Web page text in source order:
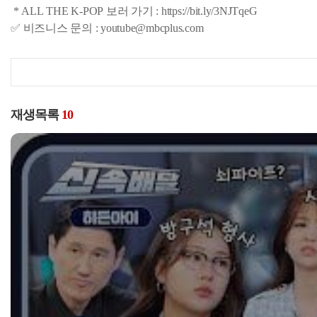
* ALL THE K-POP 보러 가기 : https://bit.ly/3NJTqeG
✅ 비즈니스 문의 : youtube@mbcplus.com
재생목록 10